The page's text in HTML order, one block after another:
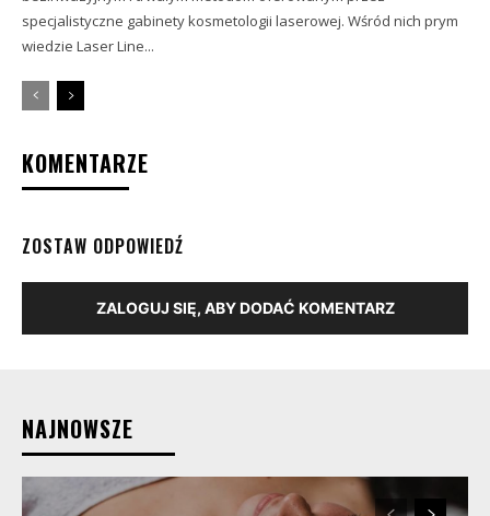
specjalistyczne gabinety kosmetologii laserowej. Wśród nich prym
wiedzie Laser Line...
KOMENTARZE
ZOSTAW ODPOWIEDŹ
ZALOGUJ SIĘ, ABY DODAĆ KOMENTARZ
NAJNOWSZE